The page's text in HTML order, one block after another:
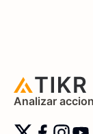
Analizar